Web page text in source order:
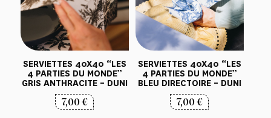
SERVIETTES 40X40 “LES
4 PARTIES DU MONDE”
GRIS ANTHRACITE – DUNI
7,00€
SERVIETTES 40X40 “LES
4 PARTIES DU MONDE”
BLEU DIRECTOIRE – DUNI
7,00€